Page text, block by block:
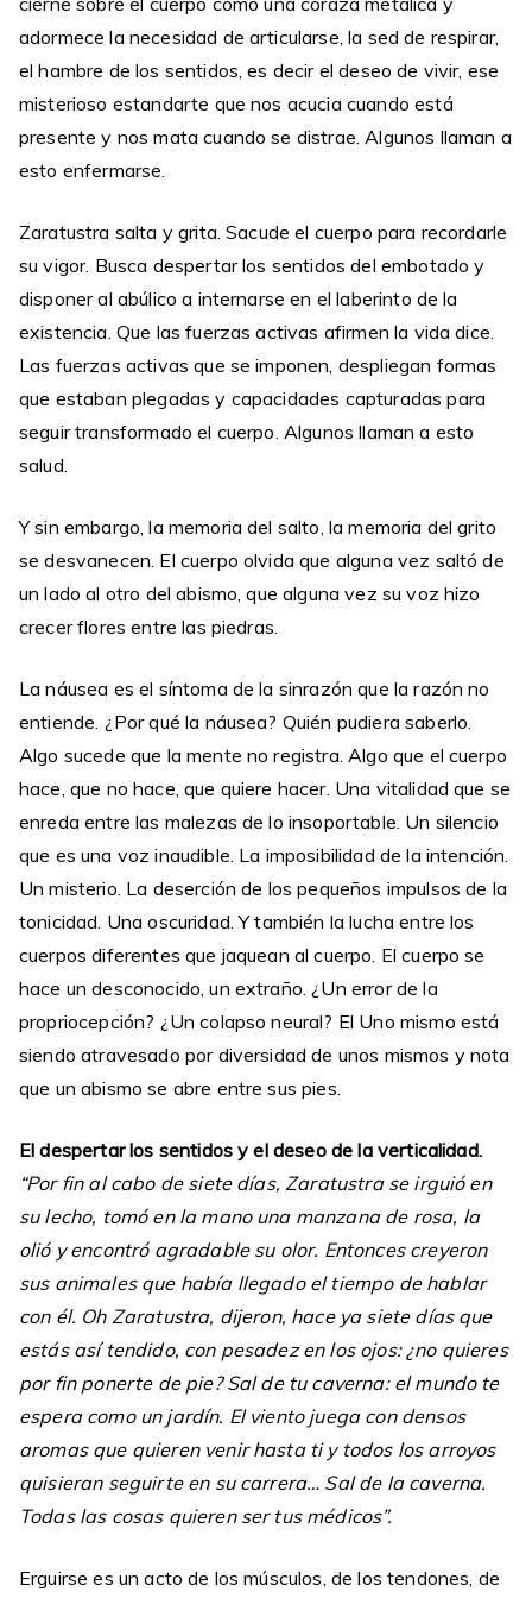
adormece la necesidad de articularse, la sed de respirar,
el hambre de los sentidos, es decir el deseo de vivir, ese
misterioso estandarte que nos acucia cuando está
presente y nos mata cuando se distrae. Algunos llaman a
esto enfermarse.
Zaratustra salta y grita. Sacude el cuerpo para recordarle
su vigor. Busca despertar los sentidos del embotado y
disponer al abúlico a internarse en el laberinto de la
existencia. Que las fuerzas activas afirmen la vida dice.
Las fuerzas activas que se imponen, despliegan formas
que estaban plegadas y capacidades capturadas para
seguir transformado el cuerpo. Algunos llaman a esto
salud.
Y sin embargo, la memoria del salto, la memoria del grito
se desvanecen. El cuerpo olvida que alguna vez saltó de
un lado al otro del abismo, que alguna vez su voz hizo
crecer flores entre las piedras.
La náusea es el síntoma de la sinrazón que la razón no
entiende. ¿Por qué la náusea? Quién pudiera saberlo.
Algo sucede que la mente no registra. Algo que el cuerpo
hace, que no hace, que quiere hacer. Una vitalidad que se
enreda entre las malezas de lo insoportable. Un silencio
que es una voz inaudible. La imposibilidad de la intención.
Un misterio. La deserción de los pequeños impulsos de la
tonicidad. Una oscuridad. Y también la lucha entre los
cuerpos diferentes que jaquean al cuerpo. El cuerpo se
hace un desconocido, un extraño. ¿Un error de la
propriocepción? ¿Un colapso neural? El Uno mismo está
siendo atravesado por diversidad de unos mismos y nota
que un abismo se abre entre sus pies.
El despertar los sentidos y el deseo de la verticalidad.
“Por fin al cabo de siete días, Zaratustra se irguió en
su lecho, tomó en la mano una manzana de rosa, la
olió y encontró agradable su olor. Entonces creyeron
sus animales que había llegado el tiempo de hablar
con él. Oh Zaratustra, dijeron, hace ya siete días que
estás así tendido, con pesadez en los ojos: ¿no quieres
por fin ponerte de pie? Sal de tu caverna: el mundo te
espera como un jardín. El viento juega con densos
aromas que quieren venir hasta ti y todos los arroyos
quisieran seguirte en su carrera… Sal de la caverna.
Todas las cosas quieren ser tus médicos”.
Erguirse es un acto de los músculos, de los tendones, de